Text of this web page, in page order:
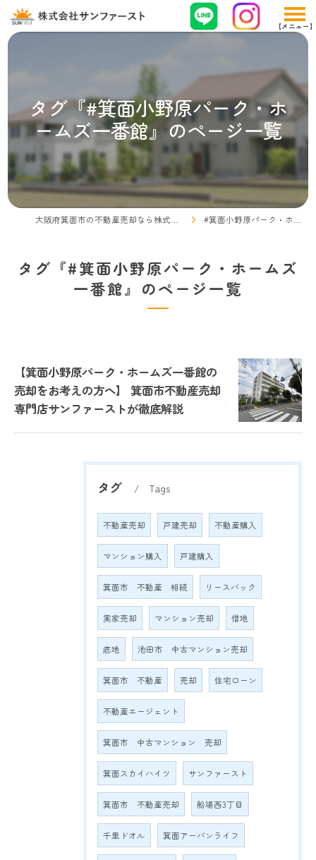
タグ『#箕面小野原パーク・ホ
ームズ一番館』のページ一覧
#箕面小野原パーク・ホームズ一番館
タグ『#箕面小野原パーク・ホームズ
一番館』のページ一覧
【箕面小野原パーク・ホームズ一番館の
売却をお考えの方へ】 箕面市不動産売却
専門店サンファーストが徹底解説
タグ Tags
不動産売却 戸建売却 不動産購入
マンション購入 戸建購入
箕面市 不動産 相続 リースバック
実家売却 マンション売却 借地
底地 池田市 中古マンション売却
箕面市 不動産 売却 住宅ローン
不動産エージェント
箕面市 中古マンション 売却
箕面スカイハイツ サンファースト
箕面市 不動産売却 船場西3丁目
千里ドオル 箕面アーバンライフ